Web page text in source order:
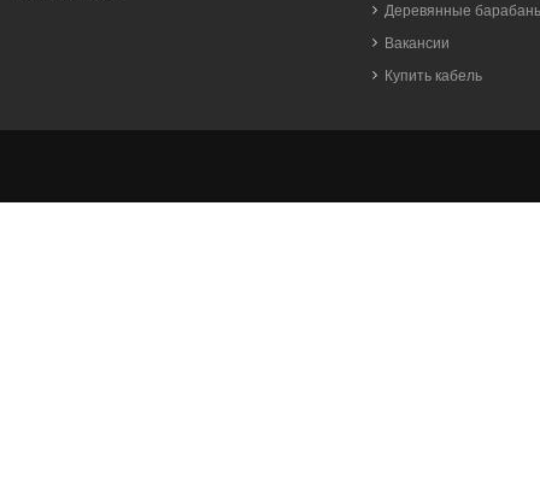
Деревянные
Вакансии
Купить кабель